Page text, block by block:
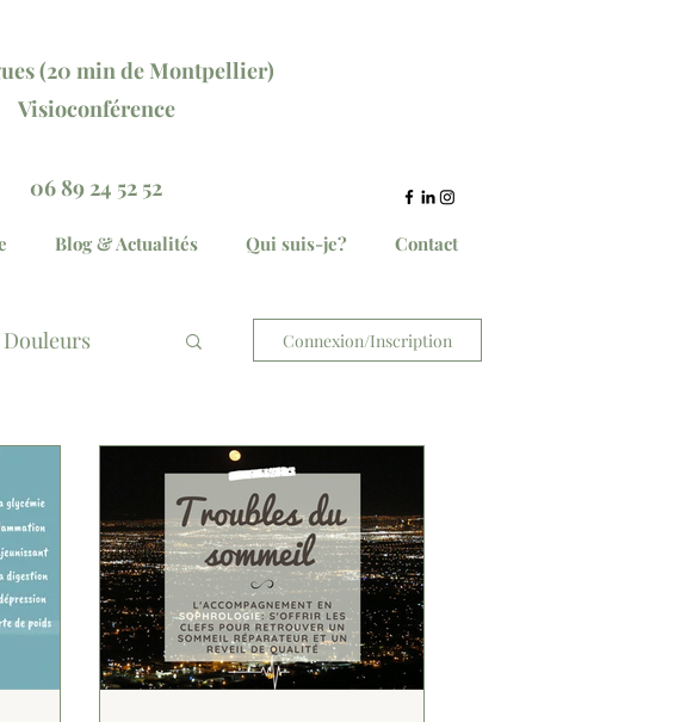
es (20 minde Montpellier)
Visioconférence
06 89 24 52 52
Blog & Actualités Qui suis-je? Contact
Douleurs Connexion/Inscription